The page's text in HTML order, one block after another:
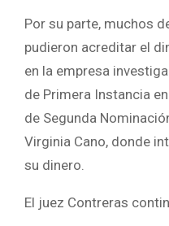
Por su parte, muchos
pudieron acreditar el
en la empresa
de Primera Instancia
de Segunda
Virginia Cano, donde
su dinero.
El juez Contreras